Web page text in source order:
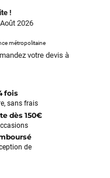
!
2026
métropolitaine
votre devis à
fois
sans frais
dès 150€
de